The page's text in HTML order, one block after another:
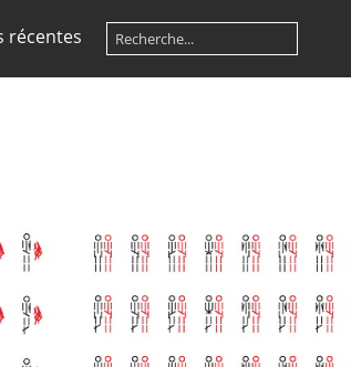
récentes